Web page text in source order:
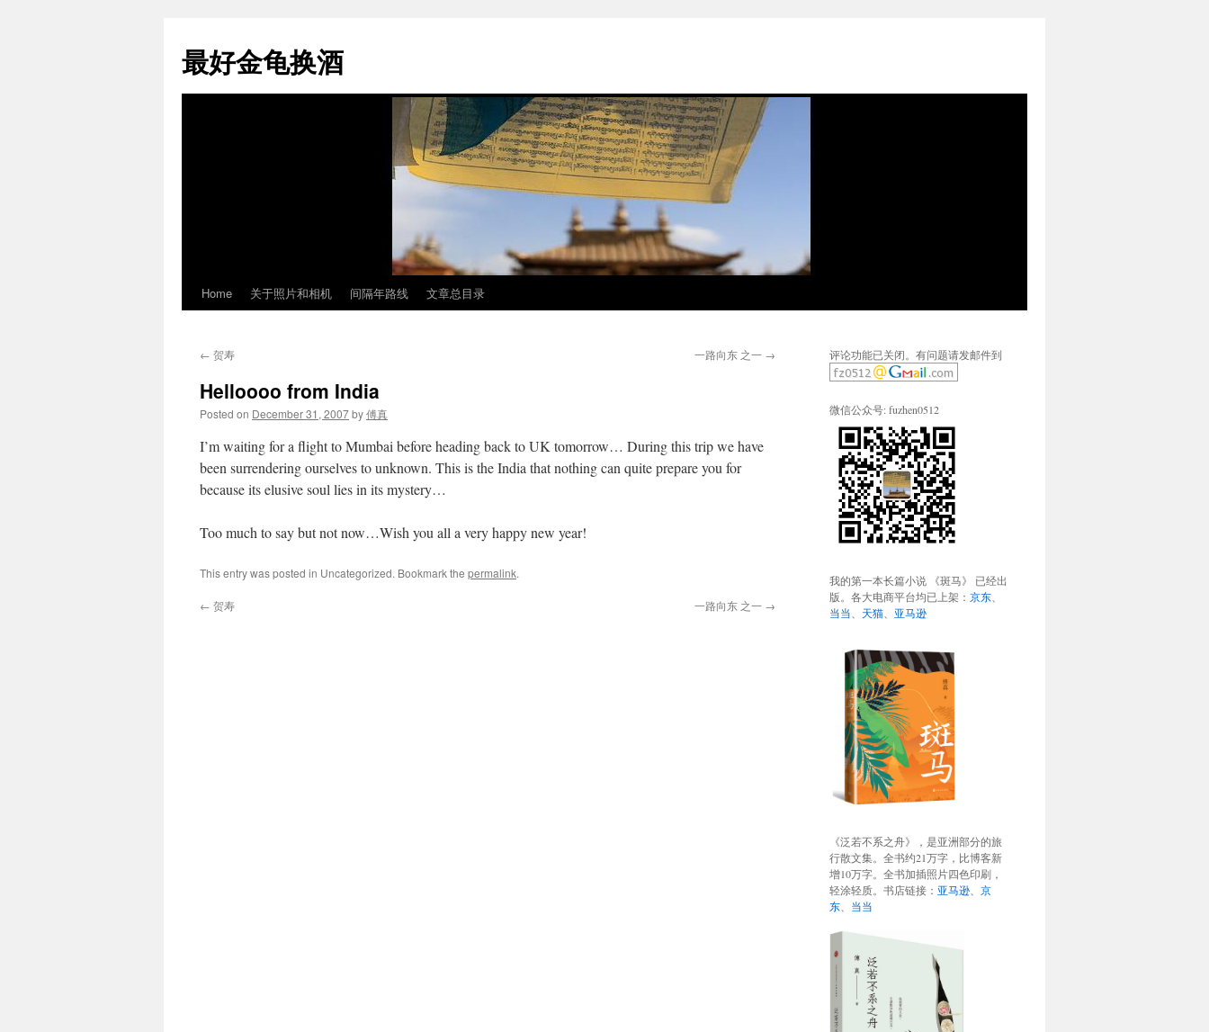
最好金龟换酒
Skip
content
Home 关于照片和相机 间隔年路线 文章总目录
← 贺寿 一路向东 之一 →
Helloooo from India
Posted on December 31, 2007by傅真
I’m waiting for a flight to Mumbai before heading back to UK tomorrow… During this trip we have
been surrendering ourselves to unknown. This is the India that nothing can quite prepare you for
because its elusive soul lies in its mystery…
Too much to say but not now…Wish you all a very happy new year!
This entry was posted in Uncategorized. Bookmark the permalink.
← 贺寿 一路向东 之一 →
评论功能已关闭。有问题请发邮件到
微信公众号: fuzhen0512
我的第一本长篇小说 《斑马》 已经出
版。各大电商平台均已上架： 京东
当当
天猫 亚马逊
《泛若不系之舟》，是亚洲部分的旅
行散文集。全书约21万字，比博客新
增10万字。全书加插照片四色印刷，
轻涂轻质。书店链接： 亚马逊
京
东
当当